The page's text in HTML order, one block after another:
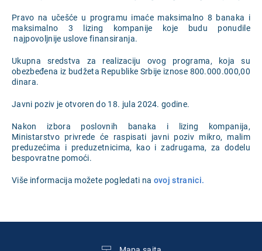
Pravo na učešće u programu imaće maksimalno 8 banaka i
maksimalno 3 lizing kompanije koje budu ponudile
najpovoljnije uslove finansiranja.
Ukupna sredstva za realizaciju ovog programa, koja su
obezbeđena iz budžeta Republike Srbije iznose 800.000.000,00
dinara.
Javni poziv je otvoren do 18. jula 2024. godine.
Nakon izbora poslovnih banaka i lizing kompanija,
Ministarstvo privrede će raspisati javni poziv mikro, malim
preduzećima i preduzetnicima, kao i zadrugama, za dodelu
bespovratne pomoći.
Više informacija možete pogledati na ovoj stranici.